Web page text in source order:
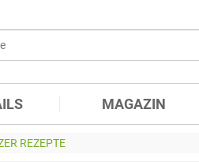
MAGAZIN
REZEPTE